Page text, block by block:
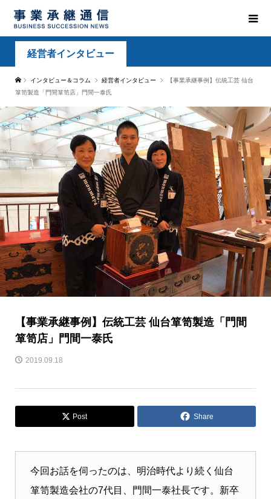
経営者インタビュー
インタビュー＆コラム 経営者インタビュー
【事業承継事例】伝統工芸 仙台
箪笥製造「門間箪笥店」門間一泰氏
【事業承継事例】伝統工芸 仙台箪笥製造「門間
箪笥店」門間一泰氏
2019.09.18
Post Share
今回お話を伺ったのは、明治時代より続く仙台
箪笥製造会社の7代目、門間一泰社長です。新卒